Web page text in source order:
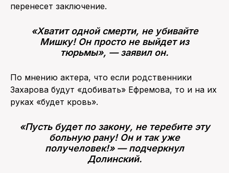
перенесет заключение.
«Хватит одной смерти, не убивайте
Мишку! Он просто не выйдет из
тюрьмы», — заявил он.
По мнению актера, что если родственники
Захарова будут «добивать» Ефремова, то и на их
руках «будет кровь».
«Пусть будет по закону, не теребите эту
больную рану! Он и так уже
получеловек!» — подчеркнул
Долинский.